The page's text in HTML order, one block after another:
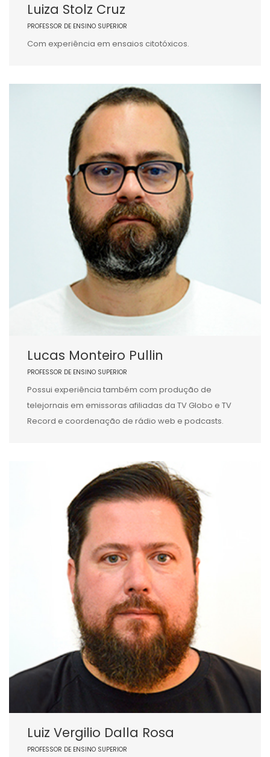
Luiza Stolz Cruz
PROFESSOR DE ENSINO SUPERIOR
Com experiência em ensaios citotóxicos.
Lucas Monteiro Pullin
PROFESSOR DE ENSINO SUPERIOR
Possui experiência também com produção de
telejornais em emissoras afiliadas da TV Globo e TV
Record e coordenação de rádio web e podcasts.
Luiz Vergilio Dalla Rosa
PROFESSOR DE ENSINO SUPERIOR